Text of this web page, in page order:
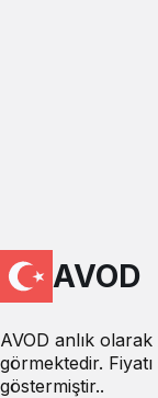
AVOD
AVOD anlık
görmektedir.
göstermiştir..